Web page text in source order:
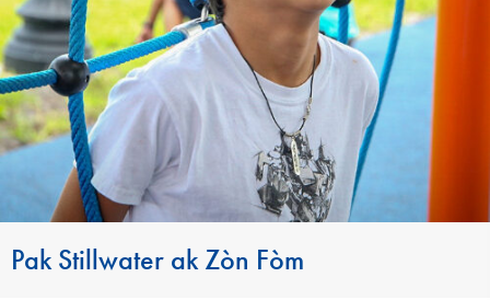
Pak Stillwater ak Zòn Fòm